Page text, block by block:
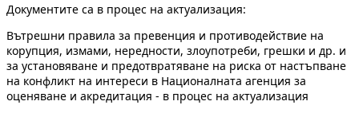
Документите са в процес на актуализация:
Вътрешни правила за превенция и противодействие на
корупция, измами, нередности, злоупотреби, грешки и др. и
за установяване и предотвратяване на риска от настъпване
на конфликт на интереси в Националната агенция за
оценяване и акредитация - в процес на актуализация